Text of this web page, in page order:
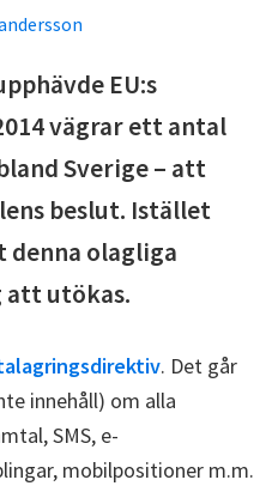
EU:s
vägrar ett antal
Sverige – att
beslut. Istället
denna olagliga
att utökas.
. Det går
innehåll) om alla
SMS, e-
mobilpositioner m.m.